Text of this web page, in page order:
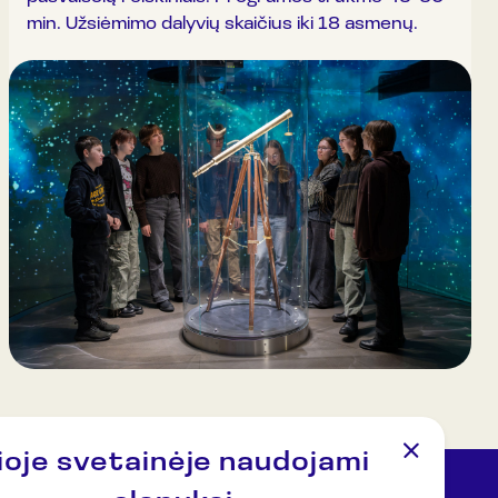
min. Užsiėmimo dalyvių skaičius iki 18 asmenų.
svetainėje naudojami